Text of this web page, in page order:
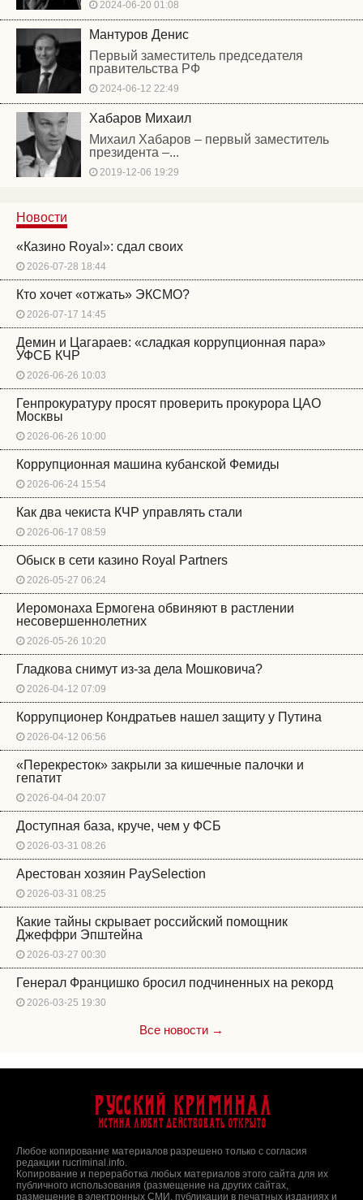
2024-06-20 01:08
Мантуров Денис
Первый заместитель председателя
правительства РФ
2024-06-12 22:49
Хабаров Михаил
Михаил Хабаров – первый заместитель
президента –...
2019-12-06 19:29
Новости
«Казино Royal»: сдал своих
2026-07-28 18:44
Кто хочет «отжать» ЭКСМО?
2026-07-17 14:45
Демин и Цагараев: «сладкая коррупционная пара»
УФСБ КЧР
2026-06-26 10:03
Генпрокуратуру просят проверить прокурора ЦАО
Москвы
2026-06-26 10:00
Коррупционная машина кубанской Фемиды
2026-06-24 15:54
Как два чекиста КЧР управлять стали
2026-06-17 08:59
Обыск в сети казино Royal Partners
2026-05-27 06:24
Иеромонаха Ермогена обвиняют в растлении
несовершеннолетних
2026-05-26 10:20
Гладкова снимут из-за дела Мошковича?
2026-04-12 07:09
Коррупционер Кондратьев нашел защиту у Путина
2026-04-12 06:56
«Перекресток» закрыли за кишечные палочки и
гепатит
2026-04-04 20:07
Доступная база, круче, чем у ФСБ
2026-03-31 08:26
Арестован хозяин PaySelection
2026-03-31 08:25
Какие тайны скрывает российский помощник
Джеффри Эпштейна
2026-03-27 00:30
Генерал Францишко бросил подчиненных на рекорд
2026-03-25 19:30
Все новости →
Русский Криминал
Истина любит действовать открыто
Любое копирование материалов разрешено только с согласия
редакции rucriminal.info.
Копирование и переработка любых материалов этого сайта для их
публичного использования (размещение на других сайтах,
размещение в электронных СМИ, публикации в печатных изданиях и